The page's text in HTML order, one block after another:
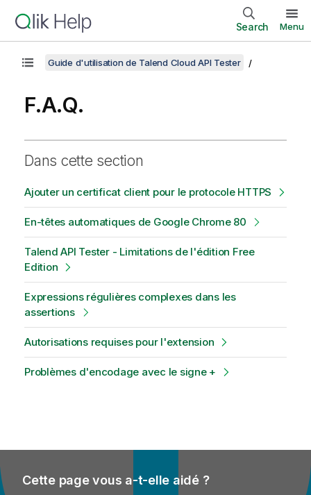
Search Menu
Guide d'utilisation de Talend Cloud API Tester
F.A.Q.
Dans cette section
Ajouter un certificat client pour le protocole HTTPS
En-têtes automatiques de Google Chrome 80
Talend API Tester - Limitations de l'édition Free
Edition
Expressions régulières complexes dans les
assertions
Autorisations requises pour l'extension
Problèmes d'encodage avec le signe +
Cette page vous a-t-elle aidé ?